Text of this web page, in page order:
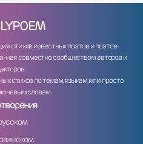
POEM
стихов известных поэтов и поэтов-
совместно сообществом авторов и
стихов по темам, языкам, или просто
словам.